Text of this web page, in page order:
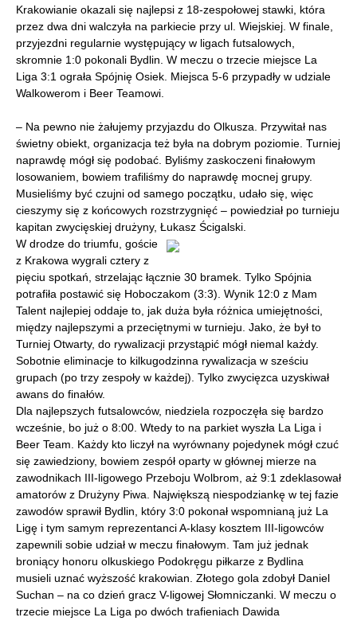
Krakowianie okazali się najlepsi z 18-zespołowej stawki, która
przez dwa dni walczyła na parkiecie przy ul. Wiejskiej. W finale,
przyjezdni regularnie występujący w ligach futsalowych,
skromnie 1:0 pokonali Bydlin. W meczu o trzecie miejsce La
Liga 3:1 ograła Spójnię Osiek. Miejsca 5-6 przypadły w udziale
Walkowerom i Beer Teamowi.
– Na pewno nie żałujemy przyjazdu do Olkusza. Przywitał nas
świetny obiekt, organizacja też była na dobrym poziomie. Turniej
naprawdę mógł się podobać. Byliśmy zaskoczeni finałowym
losowaniem, bowiem trafiliśmy do naprawdę mocnej grupy.
Musieliśmy być czujni od samego początku, udało się, więc
cieszymy się z końcowych rozstrzygnięć – powiedział po turnieju
kapitan zwycięskiej drużyny, Łukasz Ścigalski.
W drodze do triumfu, goście
z Krakowa wygrali cztery z
pięciu spotkań, strzelając łącznie 30 bramek. Tylko Spójnia
potrafiła postawić się Hoboczakom (3:3). Wynik 12:0 z Mam
Talent najlepiej oddaje to, jak duża była różnica umiejętności,
między najlepszymi a przeciętnymi w turnieju. Jako, że był to
Turniej Otwarty, do rywalizacji przystąpić mógł niemal każdy.
Sobotnie eliminacje to kilkugodzinna rywalizacja w sześciu
grupach (po trzy zespoły w każdej). Tylko zwycięzca uzyskiwał
awans do finałów.
Dla najlepszych futsalowców, niedziela rozpoczęła się bardzo
wcześnie, bo już o 8:00. Wtedy to na parkiet wyszła La Liga i
Beer Team. Każdy kto liczył na wyrównany pojedynek mógł czuć
się zawiedziony, bowiem zespół oparty w głównej mierze na
zawodnikach III-ligowego Przeboju Wolbrom, aż 9:1 zdeklasował
amatorów z Drużyny Piwa. Największą niespodziankę w tej fazie
zawodów sprawił Bydlin, który 3:0 pokonał wspomnianą już La
Ligę i tym samym reprezentanci A-klasy kosztem III-ligowców
zapewnili sobie udział w meczu finałowym. Tam już jednak
broniący honoru olkuskiego Podokręgu piłkarze z Bydlina
musieli uznać wyższość krakowian. Złotego gola zdobył Daniel
Suchan – na co dzień gracz V-ligowej Słomniczanki. W meczu o
trzecie miejsce La Liga po dwóch trafieniach Dawida